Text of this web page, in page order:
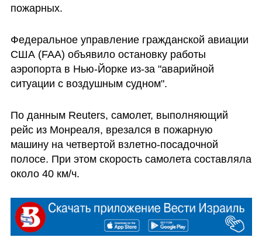
пожарных.
Федеральное управление гражданской авиации
США (FAA) объявило остановку работы
аэропорта в Нью-Йорке из-за "аварийной
ситуации с воздушным судном".
По данным Reuters, самолет, выполняющий
рейс из Монреаля, врезался в пожарную
машину на четвертой взлетно-посадочной
полосе. При этом скорость самолета составляла
около 40 км/ч.